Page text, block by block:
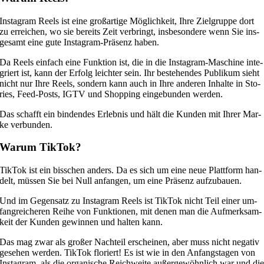
In­sta­gram Re­els ist eine groß­ar­ti­ge Mög­lich­keit, Ihre Ziel­grup­pe dort
zu er­rei­chen, wo sie be­reits Zeit ver­bringt, ins­be­son­de­re wenn Sie ins­
ge­samt eine gute In­sta­gram-Prä­senz ha­ben.
Da Re­els ein­fach eine Funk­ti­on ist, die in die In­sta­gram-Ma­schi­ne in­te­
griert ist, kann der Er­folg leich­ter sein. Ihr be­stehen­des Pu­bli­kum sieht
nicht nur Ihre Re­els, son­dern kann auch in Ihre an­de­ren In­hal­te in Sto­
ries, Feed-Posts, IGTV und Shop­ping ein­ge­bun­den wer­den.
Das schafft ein bin­den­des Er­leb­nis und hält die Kun­den mit Ih­rer Mar­
ke ver­bun­den.
War­um Tik­Tok?
Tik­Tok ist ein biss­chen an­ders. Da es sich um eine neue Platt­form han­
delt, müs­sen Sie bei Null an­fan­gen, um eine Prä­senz auf­zu­bau­en.
Und im Ge­gen­satz zu In­sta­gram Re­els ist Tik­Tok nicht Teil ei­ner um­
fang­rei­che­ren Rei­he von Funk­tio­nen, mit de­nen man die Auf­merk­sam­
keit der Kun­den ge­win­nen und hal­ten kann.
Das mag zwar als gro­ßer Nach­teil er­schei­nen, aber muss nicht ne­ga­tiv
ge­se­hen wer­den. Tik­Tok flo­riert! Es ist wie in den An­fangs­ta­gen von